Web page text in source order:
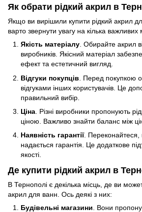
Як обрати рідкий акрил в
Якщо ви вирішили купити рідкий акрил
варто звернути увагу на кілька важливих
Якість матеріалу . Обирайте акрил
виробників. Якісний матеріал
ефект та естетичний вигляд.
Відгуки покупців . Перед покупкою
відгуками інших користувачів. Це
правильний вибір.
Ціна . Різні виробники пропонують
ціною. Важливо знайти баланс між
Наявність гарантії.
надається гарантія. Це додаткове
якості.
Де купити рідкий акрил в
В Тернополі є декілька місць, де ви
акрил для ванн. Ось деякі з них:
Будівельні магазини . Вони